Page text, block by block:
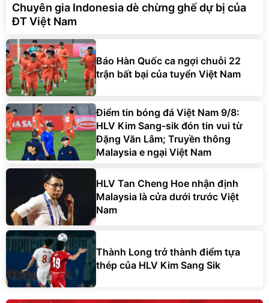
Chuyên gia Indonesia dè chừng ghế dự bị của
ĐT Việt Nam
Báo Hàn Quốc ca ngợi chuỗi 22
trận bất bại của tuyển Việt Nam
Điểm tin bóng đá Việt Nam 9/8:
HLV Kim Sang-sik đón tin vui từ
Đặng Văn Lâm; Truyền thông
Malaysia e ngại Việt Nam
HLV Tan Cheng Hoe nhận định
Malaysia là cửa dưới trước Việt
Nam
Thành Long trở thành điểm tựa
thép của HLV Kim Sang Sik